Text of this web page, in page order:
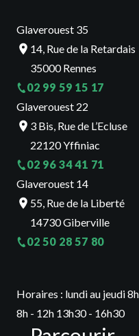
Glaverouest 35
14, Rue de la Retardais
35000 Rennes
02 99 59 15 17
Glaverouest 22
3 Bis, Rue de L’Ecluse
22120 Yffiniac
02 96 34 41 71
Glaverouest 14
55, Rue de la Liberté
14730 Giberville
02 50 28 57 80
Horaires : lundi au jeudi
8h - 12h 13h30 - 16h30